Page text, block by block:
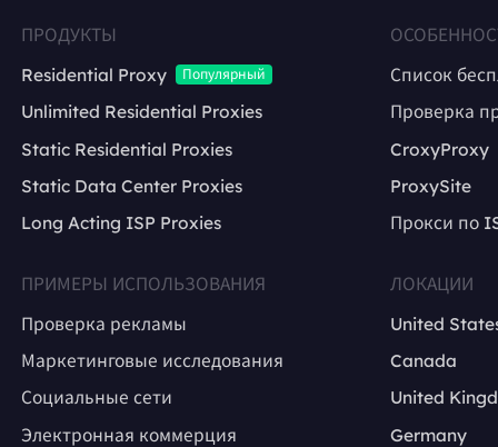
ПРОДУКТЫ
Residential Proxy
Популярный
Unlimited Residential Proxies
Static Residential Proxies
Static Data Center Proxies
Long Acting ISP Proxies
Список
Проверка
CroxyProxy
ProxySite
Прокси по
ПРИМЕРЫ ИСПОЛЬЗОВАНИЯ
Проверка рекламы
Маркетинговые исследования
Социальные сети
Электронная коммерция
ЛОКАЦИИ
United
Canada
United
Germany